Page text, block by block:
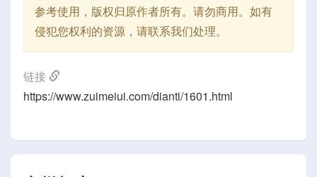
参考使用，版权归原作者所有。请勿商用。如有
侵犯您权利的资源，请联系我们处理。
链接
https://www.zuimeiui.com/dianti/1601.html